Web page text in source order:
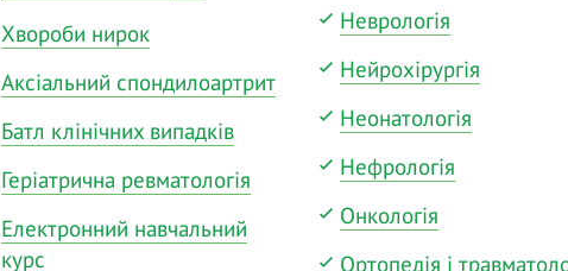
Хвороби нирок
Аксіальний спондилоартрит
Батл клінічних випадків
Геріатрична ревматологія
Електронний навчальний
курс
Неврологія
Нейрохірургія
Неонатологія
Нефрологія
Онкологія
Ортопедія і